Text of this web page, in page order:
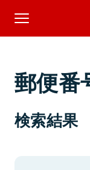
郵便番
検索結果